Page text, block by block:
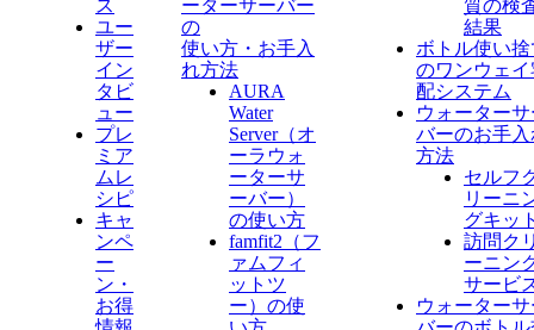
ス
ユー
ザー
イン
タビ
ュー
プレ
ミア
ムレ
シピ
キャ
ンペ
ー
ン・
お得
ーターサーバー
の
使い方・お手入
れ方法
AURA
Water
Server​（オ
ーラウォ
ーターサ
ーバー）
の使い方
famfit2（フ
ァムフィ
ットツ
ー）の使
質の検
結果
ボトル使い捨
のワンウェイ
配システム
ウォーター
バーのお手入
方法
セルフ
リーニ
グキッ
訪問ク
ーニン
サービ
ウォーター